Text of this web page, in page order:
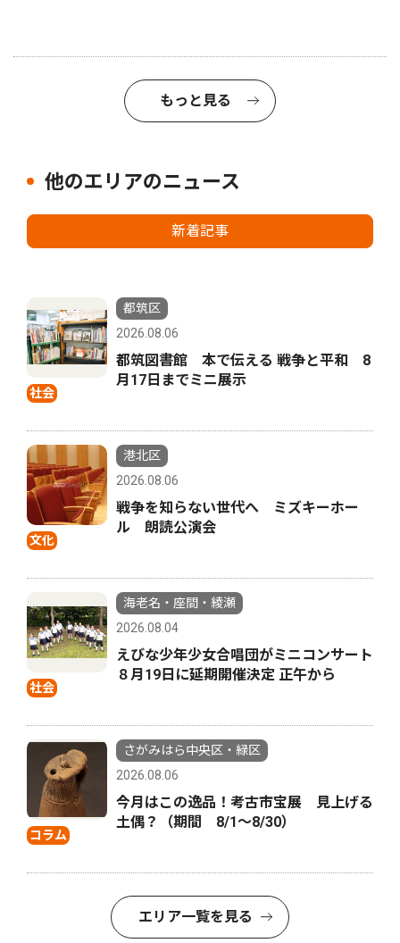
もっと見る
他のエリアのニュース
新着記事
社会
都筑区
2026.08.06
都筑図書館 本で伝える 戦争と平和 8
月17日までミニ展示
文化
港北区
2026.08.06
戦争を知らない世代へ ミズキーホー
ル 朗読公演会
社会
海老名・座間・綾瀬
2026.08.04
えびな少年少女合唱団がミニコンサート
８月19日に延期開催決定 正午から
コラム
さがみはら中央区・緑区
2026.08.06
今月はこの逸品！考古市宝展 見上げる
土偶？（期間 8/1〜8/30）
エリア一覧を見る